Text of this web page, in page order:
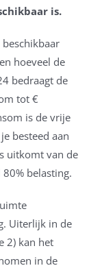
is.
hoeveel de
bedraagt de
tot €
is de vrije
besteed aan
uitkomt van de
belasting.
Uiterlijk in de
2) kan het
in de